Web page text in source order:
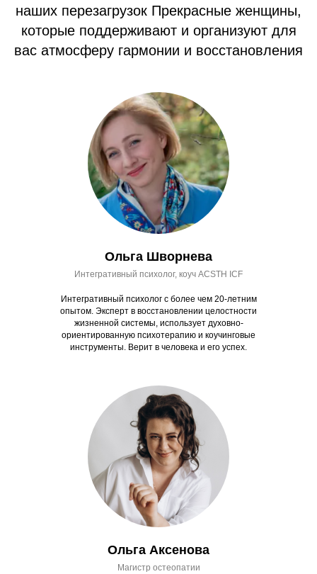
наших перезагрузок Прекрасные женщины,
которые поддерживают и организуют для
вас атмосферу гармонии и восстановления
Ольга Шворнева
Интегративный психолог, коуч ACSTH ICF
Интегративный психолог с более чем 20-летним
опытом. Эксперт в восстановлении целостности
жизненной системы, использует духовно-
ориентированную психотерапию и коучинговые
инструменты. Верит в человека и его успех.
Ольга Аксенова
Магистр остеопатии